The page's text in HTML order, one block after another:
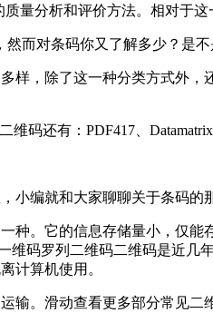
量分析和评价方法。相对于
而对条码你又了解多少？是
样，除了这一种分类方式外
码还有：PDF417、
小编就和大家聊聊关于条码的
种。它的信息存储量小，仅
码罗列二维码二维码是近
计算机使用。
输。滑动查看更多部分常见